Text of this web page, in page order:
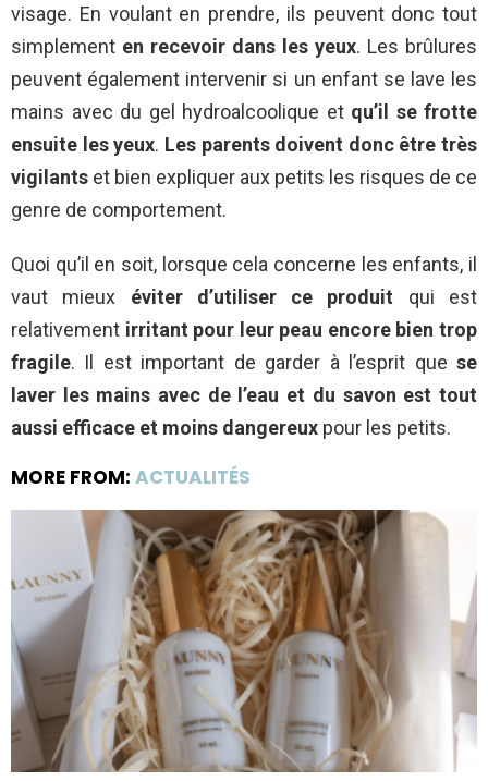
visage. En voulant en prendre, ils peuvent donc tout
simplement en recevoir dans les yeux. Les brûlures
peuvent également intervenir si un enfant se lave les
mains avec du gel hydroalcoolique et qu’il se frotte
ensuite les yeux. Les parents doivent donc être très
vigilants et bien expliquer aux petits les risques de ce
genre de comportement.
Quoi qu’il en soit, lorsque cela concerne les enfants, il
vaut mieux éviter d’utiliser ce produit qui est
relativement irritant pour leur peau encore bien trop
fragile. Il est important de garder à l’esprit que se
laver les mains avec de l’eau et du savon est tout
aussi efficace et moins dangereux pour les petits.
MORE FROM: ACTUALITÉS